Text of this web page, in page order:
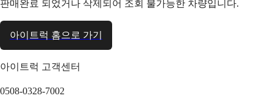
판매완료 되었거나 삭제되어 조회 불가능한 차량입니다.
아이트럭 홈으로 가기
아이트럭 고객센터
0508-0328-7002